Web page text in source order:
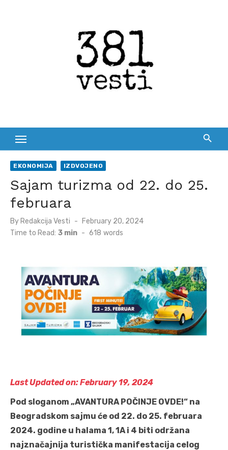
EKONOMIJA IZDVOJENO
Sajam turizma od 22. do 25.
februara
By Redakcija Vesti
Posted
February 20, 2024
Time to Read: 3 min - 618 words
Last Updated on: February 19, 2024
Pod sloganom „AVANTURA POČINJE OVDE!“ na
Beogradskom sajmu će od 22. do 25. februara
2024. godine u halama 1, 1A i 4 biti održana
najznačajnija turistička manifestacija celog